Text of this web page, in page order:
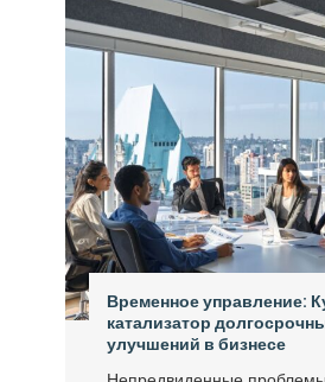
Временное управление:
катализатор
улучшений в бизнесе